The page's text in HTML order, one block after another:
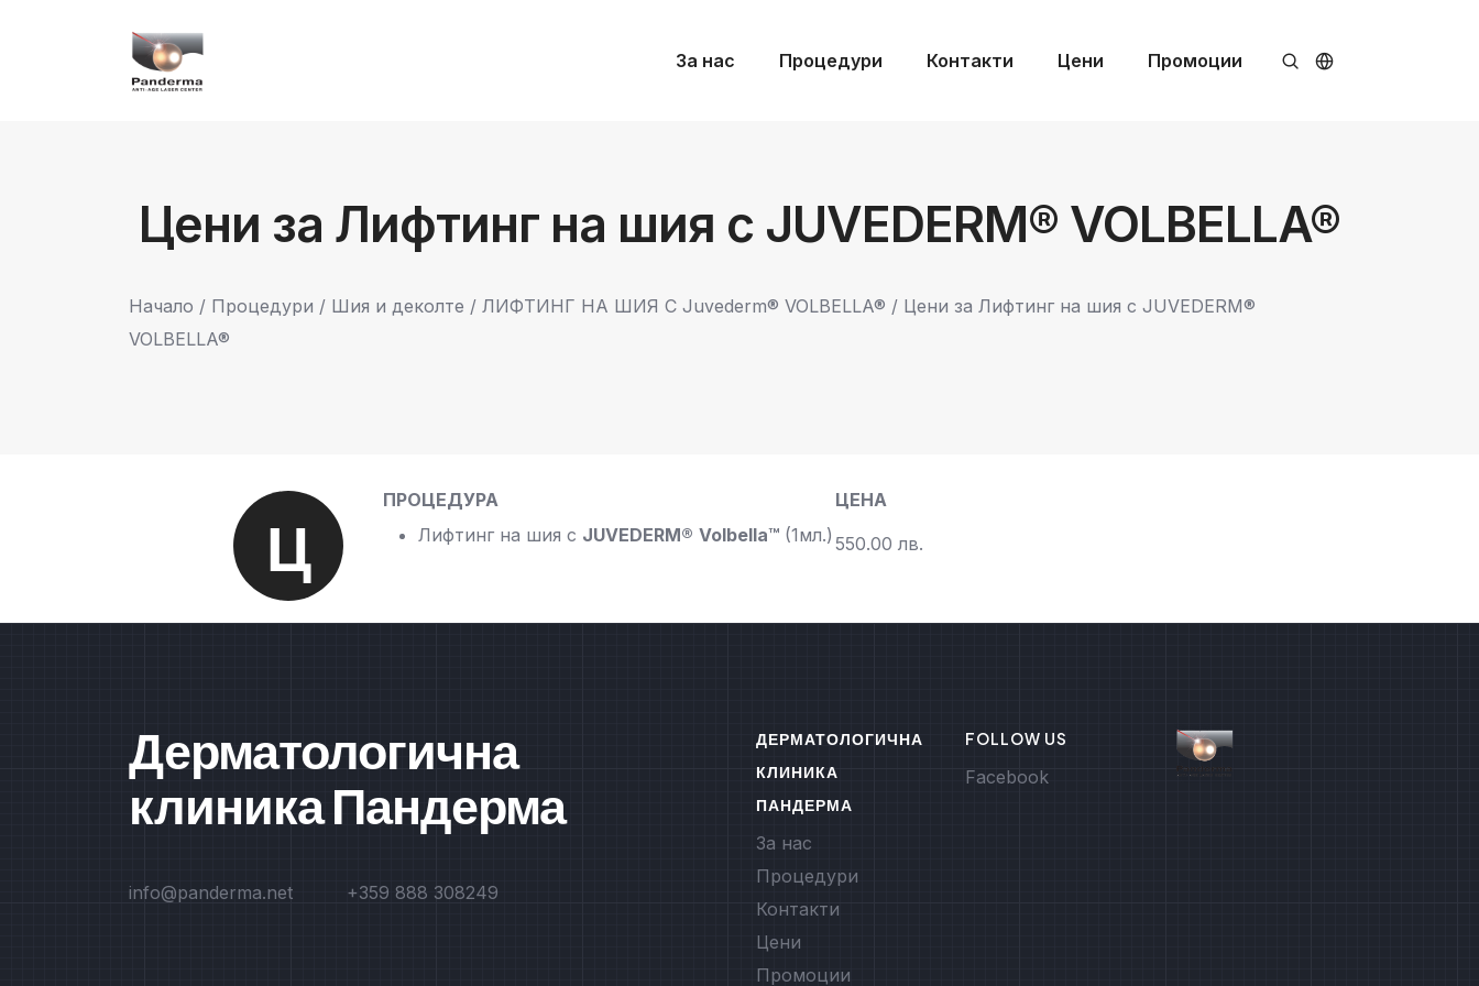
За нас Процедури Контакти Цени Промоции
Цени за Лифтинг на шия с JUVEDERM® VOLBELLA®
Начало / Процедури / Шия и деколте / ЛИФТИНГ НА ШИЯ С Juvederm® VOLBELLA® / Цени за Лифтинг на шия с JUVEDERM®
VOLBELLA®
Ц
ПРОЦЕДУРА
ЦЕНА
Лифтинг на шия с JUVEDERM® Volbella™ (1мл.) 550.00 лв.
Дерматологична
клиника Пандерма
info@panderma.net +359 888 308249
ДЕРМАТОЛОГИЧНА
КЛИНИКА
ПАНДЕРМА
За нас
Процедури
Контакти
Цени
Промоции
FOLLOW US
Facebook